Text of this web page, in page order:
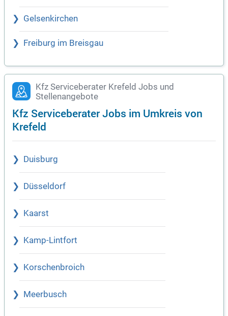
Gelsenkirchen
Freiburg im Breisgau
Kfz Serviceberater Krefeld Jobs und
Stellenangebote
Kfz Serviceberater Jobs im Umkreis von
Krefeld
Duisburg
Düsseldorf
Kaarst
Kamp-Lintfort
Korschenbroich
Meerbusch